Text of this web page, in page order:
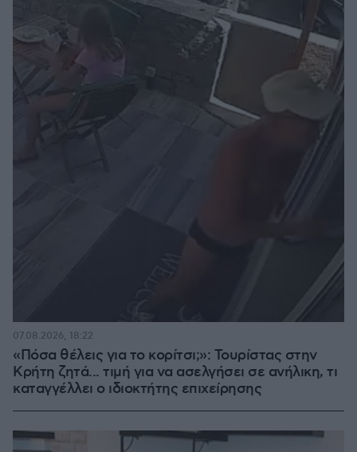
«Πόσα θέλεις για το κορίτσι;»: Τουρίστας στην
Κρήτη ζητά... τιμή για να ασελγήσει σε ανήλικη, τι
καταγγέλλει ο ιδιοκτήτης επιχείρησης
07.08.2026, 18:22